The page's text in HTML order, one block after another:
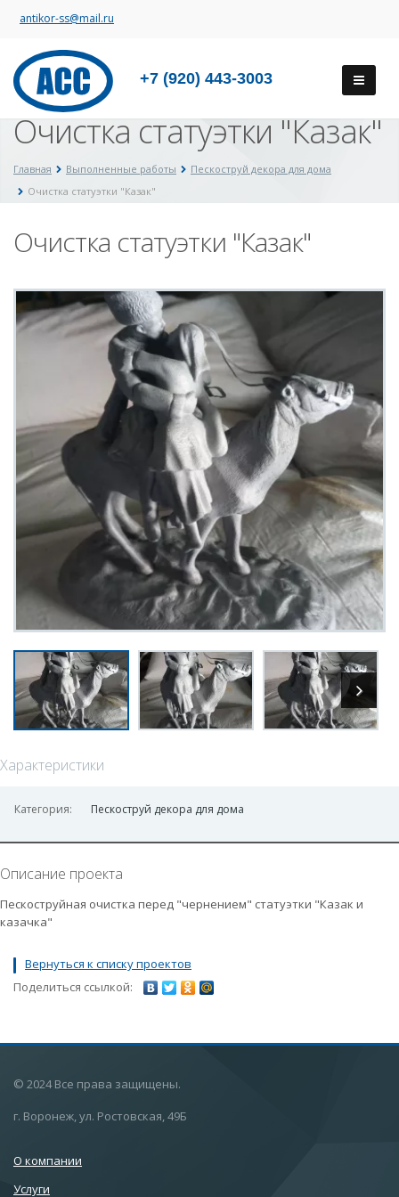
antikor-ss@mail.ru
+7 (920) 443-3003
Очистка статуэтки "Казак"
Главная Выполненные работы
Пескоструй декора для дома
Очистка статуэтки "Казак"
Очистка статуэтки "Казак"
Характеристики
Категория: Пескоструй декора для дома
Описание проекта
Пескоструйная очистка перед "чернением" статуэтки "Казак и
казачка"
Вернуться к списку проектов
Поделиться ссылкой:
© 2024 Все права защищены.
г. Воронеж, ул. Ростовская, 49Б
О компании
Услуги